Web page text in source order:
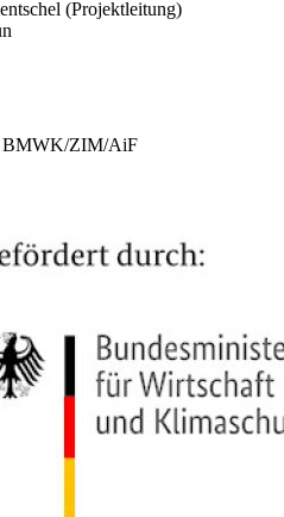
(Projektleitung)
BMWK/ZIM/AiF